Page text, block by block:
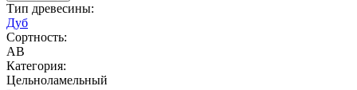
Тип древесины:
Дуб
Сортность:
AB
Категория:
Цельноламельный